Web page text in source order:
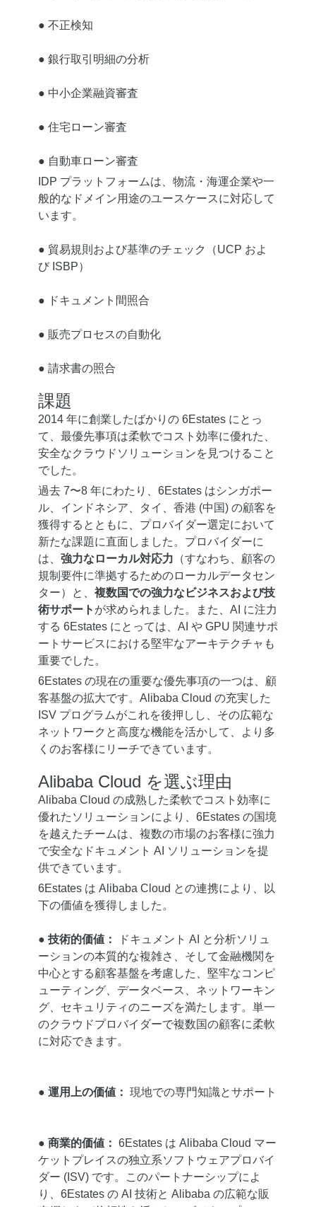
● 不正検知
● 銀行取引明細の分析
● 中小企業融資審査
● 住宅ローン審査
● 自動車ローン審査
IDP プラットフォームは、物流・海運企業や一
般的なドメイン用途のユースケースに対応して
います。
● 貿易規則および基準のチェック（UCP およ
び ISBP）
● ドキュメント間照合
● 販売プロセスの自動化
● 請求書の照合
課題
2014 年に創業したばかりの 6Estates にとっ
て、最優先事項は柔軟でコスト効率に優れた、
安全なクラウドソリューションを見つけること
でした。
過去 7〜8 年にわたり、6Estates はシンガポー
ル、インドネシア、タイ、香港 (中国) の顧客を
獲得するとともに、プロバイダー選定において
新たな課題に直面しました。プロバイダーに
は、 強力なローカル対応力 （すなわち、顧客の
規制要件に準拠するためのローカルデータセン
ター）と、 複数国での強力なビジネスおよび技
術サポート が求められました。また、AI に注力
する 6Estates にとっては、AI や GPU 関連サポ
ートサービスにおける堅牢なアーキテクチャも
重要でした。
6Estates の現在の重要な優先事項の一つは、顧
客基盤の拡大です。Alibaba Cloud の充実した
ISV プログラムがこれを後押しし、その広範な
ネットワークと高度な機能を活かして、より多
くのお客様にリーチできています。
Alibaba Cloud を選ぶ理由
Alibaba Cloud の成熟した柔軟でコスト効率に
優れたソリューションにより、6Estates の国境
を越えたチームは、複数の市場のお客様に強力
で安全なドキュメント AI ソリューションを提
供できています。
6Estates は Alibaba Cloud との連携により、以
下の価値を獲得しました。
● 技術的価値：
ドキュメント AI と分析ソリュ
ーションの本質的な複雑さ、そして金融機関を
中心とする顧客基盤を考慮した、堅牢なコンピ
ューティング、データベース、ネットワーキン
グ、セキュリティのニーズを満たします。単一
のクラウドプロバイダーで複数国の顧客に柔軟
に対応できます。
● 運用上の価値： 現地での専門知識とサポート
● 商業的価値： 6Estates は Alibaba Cloud マー
ケットプレイスの独立系ソフトウェアプロバイ
ダー (ISV) です。このパートナーシップによ
り、6Estates の AI 技術と Alibaba の広範な販